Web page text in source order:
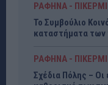
ΡΑΦΗΝΑ - ΠΙΚΕΡΜΙ
Το Συμβούλιο
καταστήματα των
ΡΑΦΗΝΑ - ΠΙΚΕΡΜΙ
Σχέδια Πόλης –